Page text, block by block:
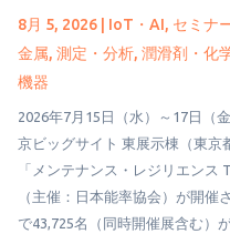
8月 5, 2026| IoT・AI, セミナ
金属, 測定・分析, 潤滑剤・化
機器
2026年7月15日（水）～17日（
京ビッグサイト 東展示棟（東京
「メンテナンス・レジリエンス
（主催：日本能率協会）が開催
で43,725名（同時開催展含む）